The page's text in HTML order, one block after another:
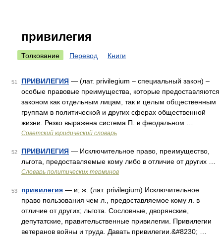
привилегия
Толкование Перевод Книги
51 ПРИВИЛЕГИЯ — (лат. privilegium – специальный закон) –
особые правовые преимущества, которые предоставляются
законом как отдельным лицам, так и целым общественным
группам в политической и других сферах общественной
жизни. Резко выражена система П. в феодальном …
Советский юридический словарь
52 ПРИВИЛЕГИЯ — Исключительное право, преимущество,
льгота, предоставляемые кому либо в отличие от других …
Словарь политических терминов
53 привилегия — и; ж. (лат. privilegium) Исключительное
право пользования чем л., предоставляемое кому л. в
отличие от других; льгота. Сословные, дворянские,
депутатские, правительственные привилегии. Привилегии
ветеранов войны и труда. Давать привилегии.&#8230; …